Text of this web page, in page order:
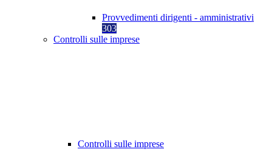
Provvedimenti dirigenti - amministrativi
303
Controlli sulle imprese
Controlli sulle imprese